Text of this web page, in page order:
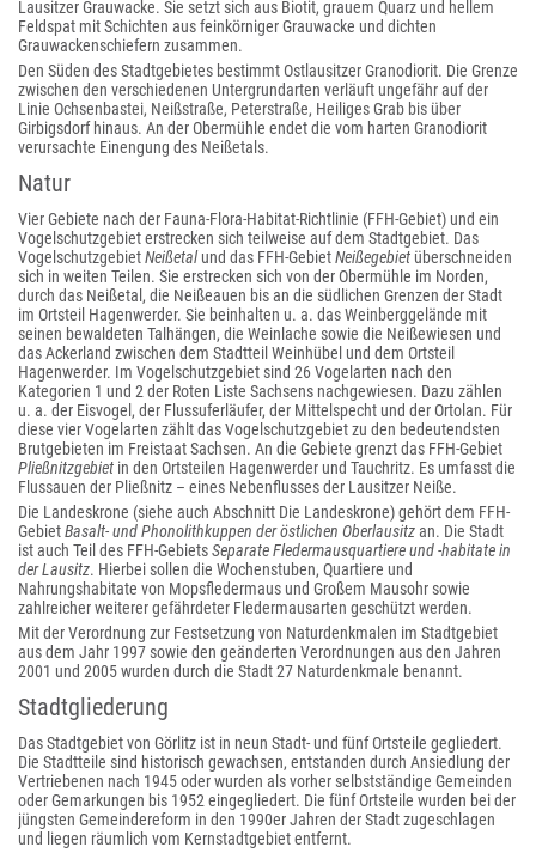
Lausitzer Grauwacke. Sie setzt sich aus Biotit, grauem Quarz und hellem
Feldspat mit Schichten aus feinkörniger Grauwacke und dichten
Grauwackenschiefern zusammen.
Den Süden des Stadtgebietes bestimmt Ostlausitzer Granodiorit. Die Grenze
zwischen den verschiedenen Untergrundarten verläuft ungefähr auf der
Linie Ochsenbastei, Neißstraße, Peterstraße, Heiliges Grab bis über
Girbigsdorf hinaus. An der Obermühle endet die vom harten Granodiorit
verursachte Einengung des Neißetals.
Natur
Vier Gebiete nach der Fauna-Flora-Habitat-Richtlinie (FFH-Gebiet) und ein
Vogelschutzgebiet erstrecken sich teilweise auf dem Stadtgebiet. Das
VogelschutzgebietNeißetalund das FFH-GebietNeißegebiet überschneiden
sich in weiten Teilen. Sie erstrecken sich von der Obermühle im Norden,
durch das Neißetal, die Neißeauen bis an die südlichen Grenzen der Stadt
im Ortsteil Hagenwerder. Sie beinhalten u. a. das Weinberggelände mit
seinen bewaldeten Talhängen, die Weinlache sowie die Neißewiesen und
das Ackerland zwischen dem Stadtteil Weinhübel und dem Ortsteil
Hagenwerder. Im Vogelschutzgebiet sind 26 Vogelarten nach den
Kategorien 1 und 2 der Roten Liste Sachsens nachgewiesen. Dazu zählen
u. a. der Eisvogel, der Flussuferläufer, der Mittelspecht und der Ortolan. Für
diese vier Vogelarten zählt das Vogelschutzgebiet zu den bedeutendsten
Brutgebieten im Freistaat Sachsen. An die Gebiete grenzt das FFH-Gebiet
Pließnitzgebiet in den Ortsteilen Hagenwerder und Tauchritz. Es umfasst die
Flussauen der Pließnitz – eines Nebenflusses der Lausitzer Neiße.
Die Landeskrone (siehe auch Abschnitt Die Landeskrone) gehört dem FFH-
GebietBasalt- und Phonolithkuppen der östlichen Oberlausitzan. Die Stadt
ist auch Teil des FFH-GebietsSeparate Fledermausquartiere und -habitate in
der Lausitz. Hierbei sollen die Wochenstuben, Quartiere und
Nahrungshabitate von Mopsfledermaus und Großem Mausohr sowie
zahlreicher weiterer gefährdeter Fledermausarten geschützt werden.
Mit der Verordnung zur Festsetzung von Naturdenkmalen im Stadtgebiet
aus dem Jahr 1997 sowie den geänderten Verordnungen aus den Jahren
2001 und 2005 wurden durch die Stadt 27 Naturdenkmale benannt.
Stadtgliederung
Das Stadtgebiet von Görlitz ist in neun Stadt- und fünf Ortsteile gegliedert.
Die Stadtteile sind historisch gewachsen, entstanden durch Ansiedlung der
Vertriebenen nach 1945 oder wurden als vorher selbstständige Gemeinden
oder Gemarkungen bis 1952 eingegliedert. Die fünf Ortsteile wurden bei der
jüngsten Gemeindereform in den 1990er Jahren der Stadt zugeschlagen
und liegen räumlich vom Kernstadtgebiet entfernt.